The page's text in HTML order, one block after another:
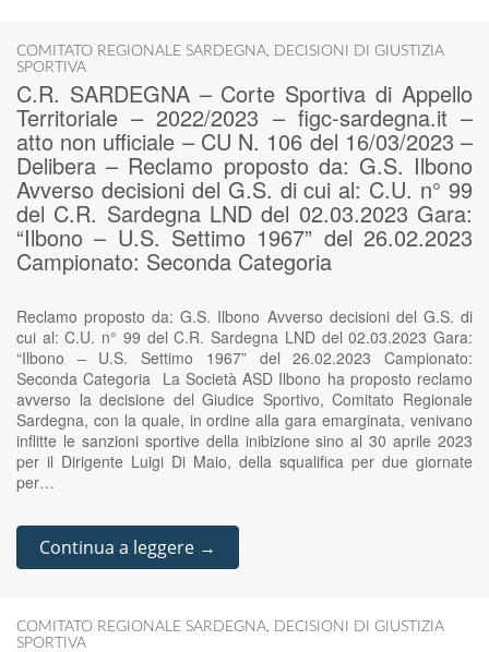
COMITATO REGIONALE SARDEGNA, DECISIONI DI GIUSTIZIA
SPORTIVA
C.R. SARDEGNA – Corte Sportiva di Appello
Territoriale – 2022/2023 – figc-sardegna.it –
atto non ufficiale – CU N. 106 del 16/03/2023 –
Delibera – Reclamo proposto da: G.S. Ilbono
Avverso decisioni del G.S. di cui al: C.U. n° 99
del C.R. Sardegna LND del 02.03.2023 Gara:
“Ilbono – U.S. Settimo 1967” del 26.02.2023
Campionato: Seconda Categoria
Reclamo proposto da: G.S. Ilbono Avverso decisioni del G.S. di
cui al: C.U. n° 99 del C.R. Sardegna LND del 02.03.2023 Gara:
“Ilbono – U.S. Settimo 1967” del 26.02.2023 Campionato:
Seconda Categoria La Società ASD Ilbono ha proposto reclamo
avverso la decisione del Giudice Sportivo, Comitato Regionale
Sardegna, con la quale, in ordine alla gara emarginata, venivano
inflitte le sanzioni sportive della inibizione sino al 30 aprile 2023
per il Dirigente Luigi Di Maio, della squalifica per due giornate
per…
Continua a leggere →
COMITATO REGIONALE SARDEGNA, DECISIONI DI GIUSTIZIA
SPORTIVA